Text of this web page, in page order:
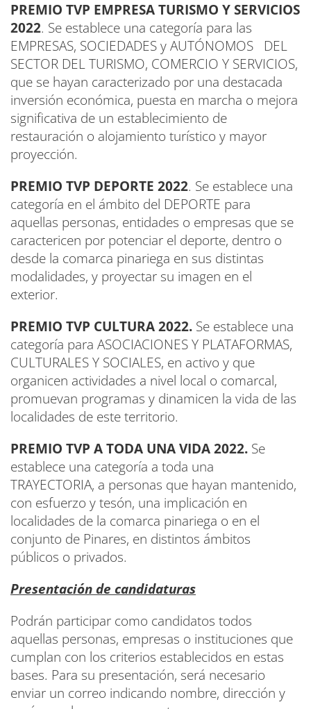
PREMIO TVP EMPRESA TURISMO Y SERVICIOS
2022. Se establece una categoría para las
EMPRESAS, SOCIEDADES y AUTÓNOMOS DEL
SECTOR DEL TURISMO, COMERCIO Y SERVICIOS,
que se hayan caracterizado por una destacada
inversión económica, puesta en marcha o mejora
significativa de un establecimiento de
restauración o alojamiento turístico y mayor
proyección.
PREMIO TVP DEPORTE 2022. Se establece una
categoría en el ámbito del DEPORTE para
aquellas personas, entidades o empresas que se
caractericen por potenciar el deporte, dentro o
desde la comarca pinariega en sus distintas
modalidades, y proyectar su imagen en el
exterior.
PREMIO TVP CULTURA 2022. Se establece una
categoría para ASOCIACIONES Y PLATAFORMAS,
CULTURALES Y SOCIALES, en activo y que
organicen actividades a nivel local o comarcal,
promuevan programas y dinamicen la vida de las
localidades de este territorio.
PREMIO TVP A TODA UNA VIDA 2022. Se
establece una categoría a toda una
TRAYECTORIA, a personas que hayan mantenido,
con esfuerzo y tesón, una implicación en
localidades de la comarca pinariega o en el
conjunto de Pinares, en distintos ámbitos
públicos o privados.
Presentación de candidaturas
Podrán participar como candidatos todos
aquellas personas, empresas o instituciones que
cumplan con los criterios establecidos en estas
bases. Para su presentación, será necesario
enviar un correo indicando nombre, dirección y